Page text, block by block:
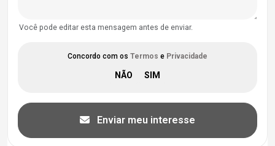
Você pode editar esta mensagem antes de enviar.
Concordo com os Termos e Privacidade
Enviar meu interesse